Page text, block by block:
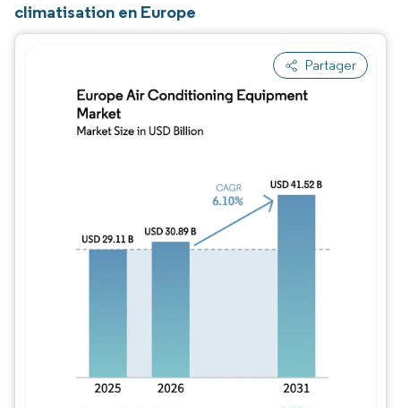
climatisation en Europe
Partager